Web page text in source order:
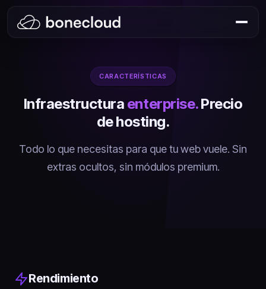
CARACTERÍSTICAS
Infraestructura enterprise.Precio
de hosting.
Todo lo que necesitas para que tu web vuele. Sin
extras ocultos, sin módulos premium.
Rendimiento